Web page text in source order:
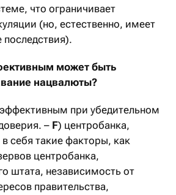
что ограничивает
(но, естественно, имеет
последствия).
может быть
нацвалюты?
при убедительном
– F) центробанка,
себя такие факторы, как
центробанка,
штата, независимость от
правительства,